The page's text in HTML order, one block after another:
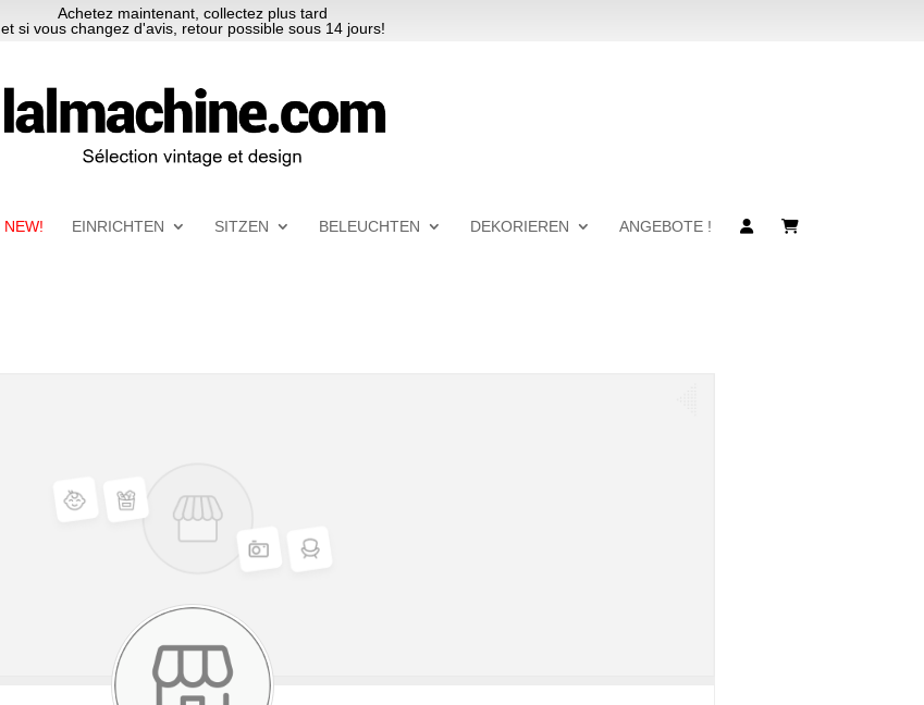
Achetez maintenant, collectez plus tard
et si vous changez d'avis, retour possible sous 14 jours!
NEW! EINRICHTEN SITZEN BELEUCHTEN DEKORIEREN ANGEBOTE !